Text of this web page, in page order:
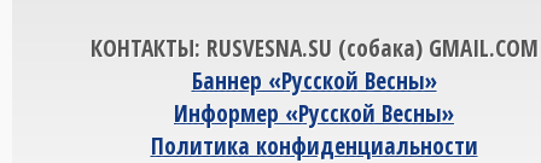
КОНТАКТЫ: RUSVESNA.SU (собака) GMAIL.COM
Баннер «Русской Весны»
Информер «Русской Весны»
Политика конфиденциальности